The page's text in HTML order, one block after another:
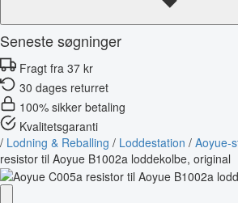
Seneste søgninger
Fragt fra 37 kr
30 dages returret
100% sikker betaling
Kvalitetsgaranti
/ Lodning & Reballing / Loddestation / Aoyue-
resistor til Aoyue B1002a loddekolbe, original